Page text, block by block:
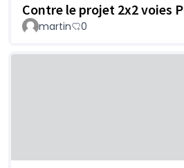
Contre le projet 2x2 voies
martin 0